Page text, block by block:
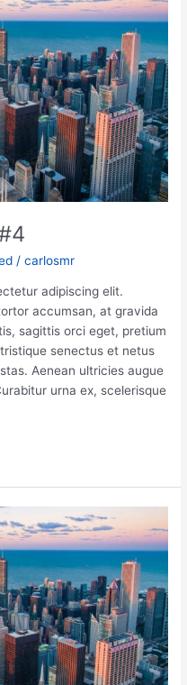
/carlosmr
adipiscing elit.
accumsan, at gravida
sagittis orci eget, pretium
senectus et netus
Aenean ultricies augue
urna ex, scelerisque